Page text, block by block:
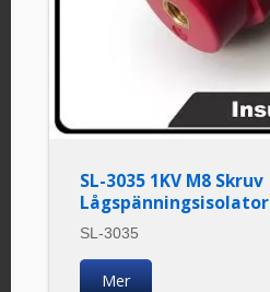
SL-3035 1KV M8 Skruv
Lågspänningsisolator
SL-3035
Mer